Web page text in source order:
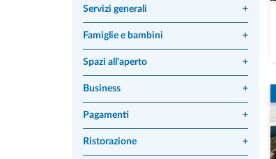
Servizi generali +
Famiglie e bambini +
Spazi all'aperto +
Business +
Pagamenti +
Ristorazione +